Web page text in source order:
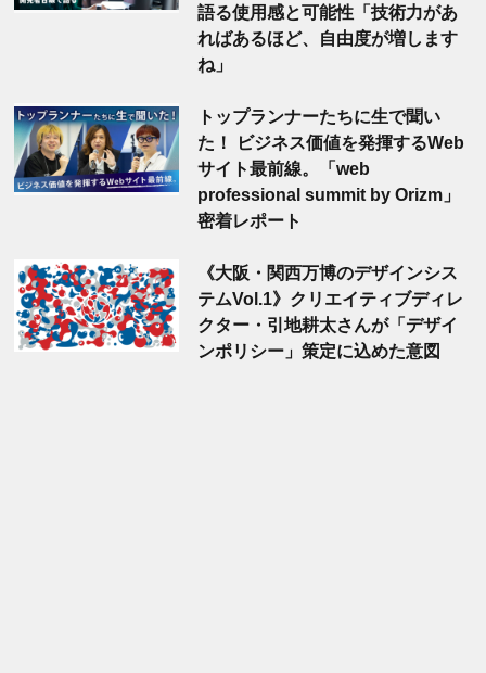
語る使用感と可能性「技術力があ
ればあるほど、自由度が増します
ね」
トップランナーたちに生で聞い
た！ ビジネス価値を発揮するWeb
サイト最前線。「web
professional summit by Orizm」
密着レポート
《大阪・関西万博のデザインシス
テムVol.1》クリエイティブディレ
クター・引地耕太さんが「デザイ
ンポリシー」策定に込めた意図